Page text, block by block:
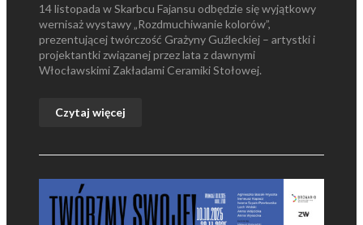
14 listopada w Skarbcu Fajansu odbędzie się wyjątkowy
wernisaż wystawy „Rozdmuchiwanie kolorów”,
prezentującej twórczość Grażyny Guźleckiej – artystki i
projektantki związanej przez lata z dawnymi
Włocławskimi Zakładami Ceramiki Stołowej.
Czytaj więcej